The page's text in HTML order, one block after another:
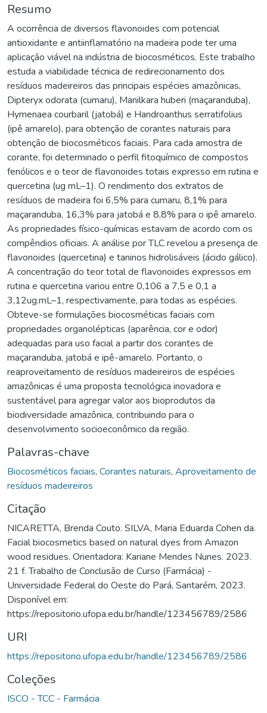
Resumo
A ocorrência de diversos flavonoides com potencial
antioxidante e antiinflamatório na madeira pode ter uma
aplicação viável na indústria de biocosméticos. Este trabalho
estuda a viabilidade técnica de redirecionamento dos
resíduos madeireiros das principais espécies amazônicas,
Dipteryx odorata (cumaru), Manilkara huberi (maçaranduba),
Hymenaea courbaril (jatobá) e Handroanthus serratifolius
(ipê amarelo), para obtenção de corantes naturais para
obtenção de biocosméticos faciais. Para cada amostra de
corante, foi determinado o perfil fitoquímico de compostos
fenólicos e o teor de flavonoides totais expresso em rutina e
quercetina (ug mL–1). O rendimento dos extratos de
resíduos de madeira foi 6,5% para cumaru, 8,1% para
maçaranduba, 16,3% para jatobá e 8,8% para o ipê amarelo.
As propriedades físico-químicas estavam de acordo com os
compêndios oficiais. A análise por TLC revelou a presença de
flavonoides (quercetina) e taninos hidrolisáveis (ácido gálico).
A concentração do teor total de flavonoides expressos em
rutina e quercetina variou entre 0,106 a 7,5 e 0,1 a
3,12ug.mL–1, respectivamente, para todas as espécies.
Obteve-se formulações biocosméticas faciais com
propriedades organolépticas (aparência, cor e odor)
adequadas para uso facial a partir dos corantes de
maçaranduba, jatobá e ipê-amarelo. Portanto, o
reaproveitamento de resíduos madeireiros de espécies
amazônicas é uma proposta tecnológica inovadora e
sustentável para agregar valor aos bioprodutos da
biodiversidade amazônica, contribuindo para o
desenvolvimento socioeconômico da região.
Palavras-chave
Biocosméticos faciais, Corantes naturais, Aproveitamento de
resíduos madeireiros
Citação
NICARETTA, Brenda Couto. SILVA, Maria Eduarda Cohen da.
Facial biocosmetics based on natural dyes from Amazon
wood residues. Orientadora: Kariane Mendes Nunes. 2023.
21 f. Trabalho de Conclusão de Curso (Farmácia) -
Universidade Federal do Oeste do Pará, Santarém, 2023.
Disponível em:
https://repositorio.ufopa.edu.br/handle/123456789/2586
URI
https://repositorio.ufopa.edu.br/handle/123456789/2586
Coleções
ISCO - TCC - Farmácia